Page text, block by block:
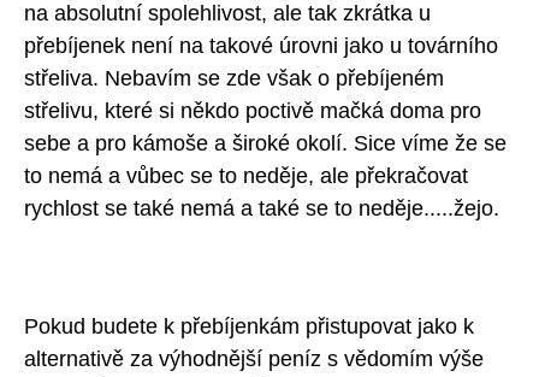
na absolutní spolehlivost, ale tak zkrátka u
přebíjenek není na takové úrovni jako u továrního
střeliva. Nebavím se zde však o přebíjeném
střelivu, které si někdo poctivě mačká doma pro
sebe a pro kámoše a široké okolí. Sice víme že se
to nemá a vůbec se to neděje, ale překračovat
rychlost se také nemá a také se to neděje.....žejo.
Pokud budete k přebíjenkám přistupovat jako k
alternativě za výhodnější peníz s vědomím výše